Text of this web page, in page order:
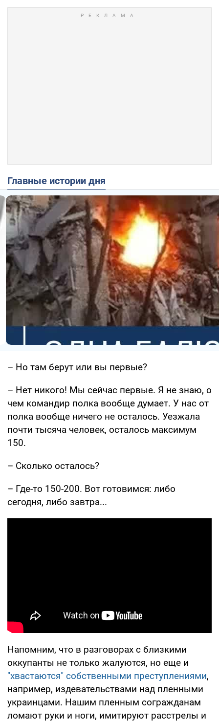
Главные истории дня
– Но там берут или вы первые?
– Нет никого! Мы сейчас первые. Я не знаю, о
чем командир полка вообще думает. У нас от
полка вообще ничего не осталось. Уезжала
почти тысяча человек, осталось максимум
150.
– Сколько осталось?
– Где-то 150-200. Вот готовимся: либо
сегодня, либо завтра...
Напомним, что в разговорах с близкими
оккупанты не только жалуются, но еще и
"хвастаются" собственными преступлениями,
например, издевательствами над пленными
украинцами. Нашим пленным согражданам
ломают руки и ноги, имитируют расстрелы и